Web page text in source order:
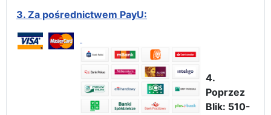
3. Za pośrednictwem PayU:
4.
Poprzez
Blik: 510-